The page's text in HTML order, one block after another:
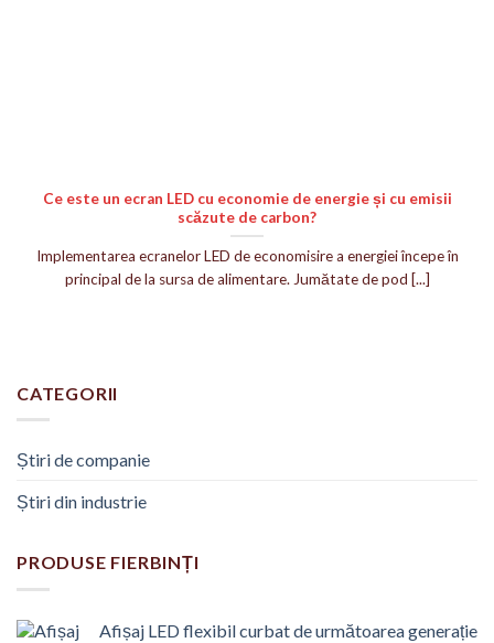
CATEGORII
Știri de companie
Știri din industrie
PRODUSE FIERBINȚI
Afișaj LED flexibil curbat de următoarea generație
Ce este un ecran LED cu economie de energie și cu emisii
scăzute de carbon?
Implementarea ecranelor LED de economisire a energiei începe în
principal de la sursa de alimentare. Jumătate de pod [...]